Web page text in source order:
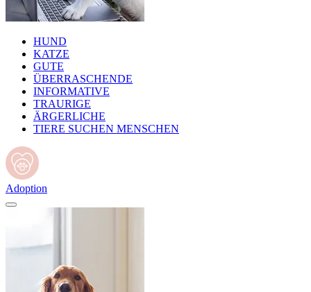
HUND
KATZE
GUTE
ÜBERRASCHENDE
INFORMATIVE
TRAURIGE
ÄRGERLICHE
TIERE SUCHEN MENSCHEN
Adoption